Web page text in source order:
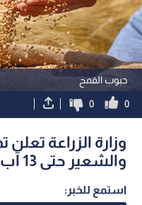
حبوب القمح
0
0
وزارة الزراعة تعلن
والشعير حتى 13 آب
استمع للخبر: